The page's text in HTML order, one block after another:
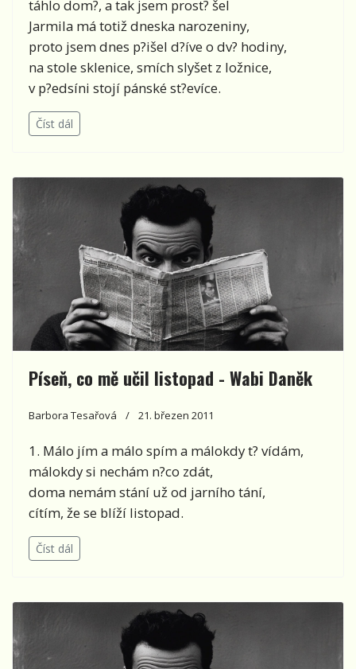
táhlo dom?, a tak jsem prost? šel
Jarmila má totiž dneska narozeniny,
proto jsem dnes p?išel d?íve o dv? hodiny,
na stole sklenice, smích slyšet z ložnice,
v p?edsíni stojí pánské st?evíce.
Číst dál
Píseň, co mě učil listopad - Wabi Daněk
Barbora Tesařová 21. březen 2011
1. Málo jím a málo spím a málokdy t? vídám,
málokdy si nechám n?co zdát,
doma nemám stání už od jarního tání,
cítím, že se blíží listopad.
Číst dál